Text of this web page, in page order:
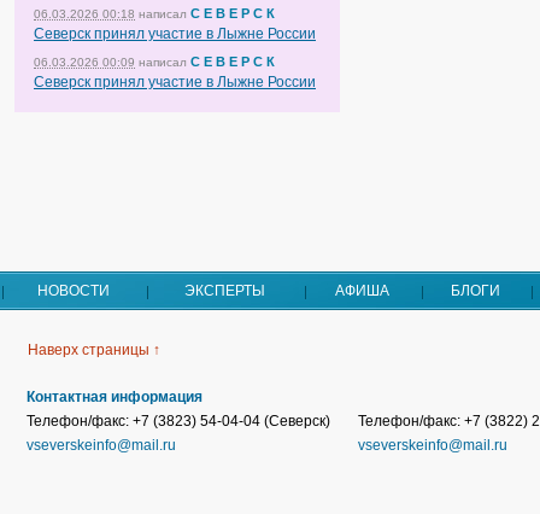
06.03.2026 00:18 написал С Е В Е Р С К
Северск принял участие в Лыжне России
06.03.2026 00:09 написал С Е В Е Р С К
Северск принял участие в Лыжне России
НОВОСТИ ЭКСПЕРТЫ АФИША БЛОГИ
Наверх страницы ↑
Контактная информация
Телефон/факс: +7 (3823) 54-04-04 (Северск)
vseverskeinfo@mail.ru
Телефон/факс: +7 (3822)
vseverskeinfo@mail.ru